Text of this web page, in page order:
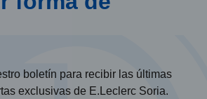
boletín para recibir las últimas
exclusivas de E.Leclerc Soria.